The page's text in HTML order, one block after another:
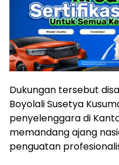
Dukungan tersebut
Boyolali Susetya
penyelenggara di
memandang ajang
penguatan